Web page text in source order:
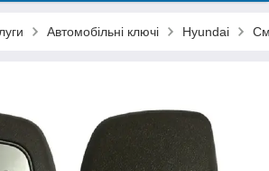
Автомобільні ключі Hyundai